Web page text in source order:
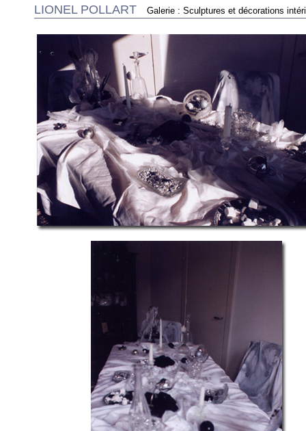
LIONEL POLLART Galerie : Sculptures et décorations